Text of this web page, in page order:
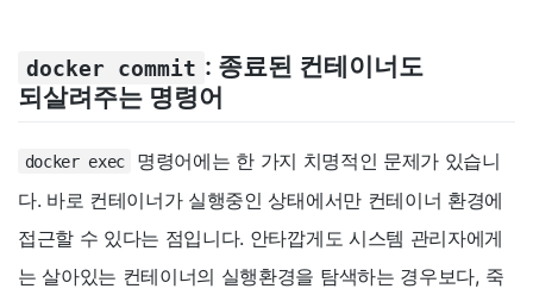
docker commit : 종료된 컨테이너도
되살려주는 명령어
docker exec
명령어에는 한 가지 치명적인 문제가 있습니
다. 바로 컨테이너가 실행중인 상태에서만 컨테이너 환경에
접근할 수 있다는 점입니다. 안타깝게도 시스템 관리자에게
는 살아있는 컨테이너의 실행환경을 탐색하는 경우보다, 죽